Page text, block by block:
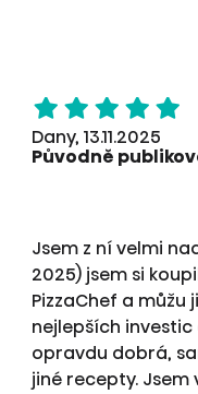
Dany, 13.11.2025
Původně
Jsem z ní velmi
2025) jsem si
PizzaChef a můžu
nejlepších investic
opravdu dobrá,
jiné recepty.